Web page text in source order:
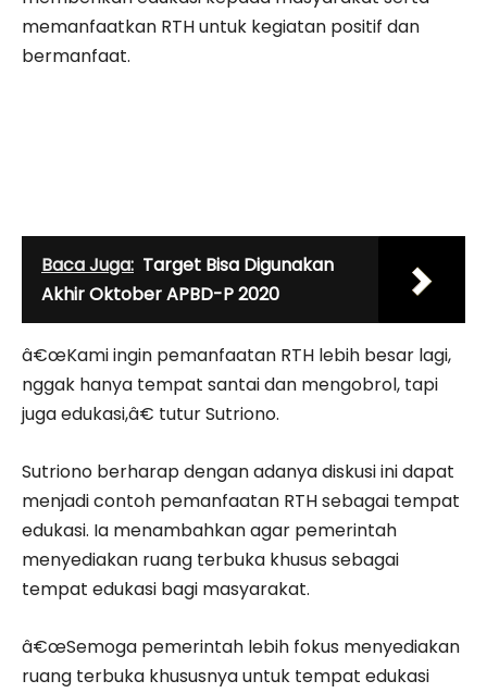
memanfaatkan RTH untuk kegiatan positif dan
bermanfaat.
Baca Juga: Target Bisa Digunakan
Akhir Oktober APBD-P 2020
â€œKami ingin pemanfaatan RTH lebih besar lagi,
nggak hanya tempat santai dan mengobrol, tapi
juga edukasi,â€ tutur Sutriono.
Sutriono berharap dengan adanya diskusi ini dapat
menjadi contoh pemanfaatan RTH sebagai tempat
edukasi. Ia menambahkan agar pemerintah
menyediakan ruang terbuka khusus sebagai
tempat edukasi bagi masyarakat.
â€œSemoga pemerintah lebih fokus menyediakan
ruang terbuka khususnya untuk tempat edukasi